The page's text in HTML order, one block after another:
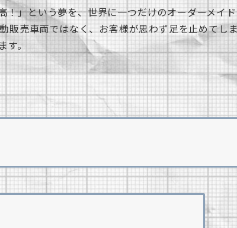
」という夢を、世界に一つだけのオーダーメイ
売車両ではなく、お客様が思わず足を止めてし
す。